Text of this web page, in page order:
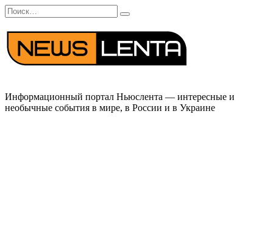
Перейти
к
содержанию
Search
for:
Информационный портал Ньюслента — интересные и
необычные события в мире, в России и в Украине